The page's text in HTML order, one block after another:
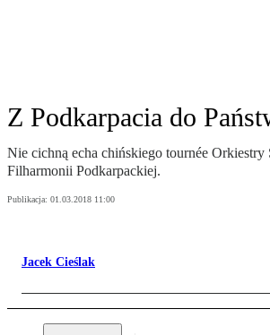
Z Podkarpacia do
Nie cichną echa chińskiego tournée Orkiestry
Filharmonii Podkarpackiej.
Publikacja: 01.03.2018 11:00
Jacek Cieślak